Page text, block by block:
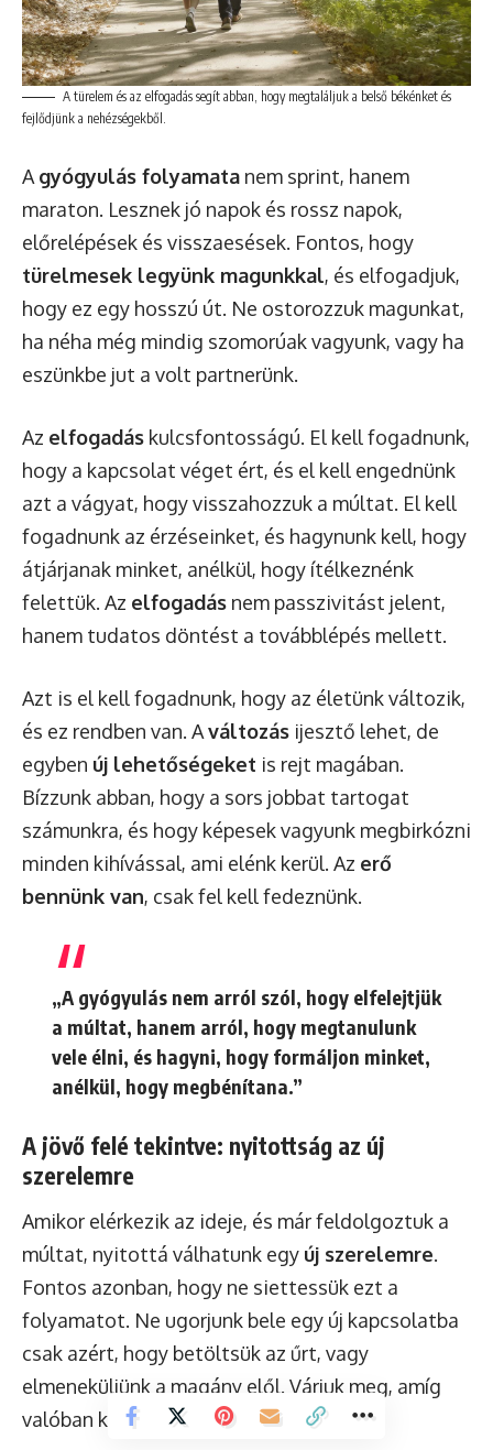
A türelem és az elfogadás segít abban, hogy megtaláljuk a belső békénket és
fejlődjünk a nehézségekből.
A gyógyulás folyamata nem sprint, hanem
maraton. Lesznek jó napok és rossz napok,
előrelépések és visszaesések. Fontos, hogy
türelmesek legyünk magunkkal, és elfogadjuk,
hogy ez egy hosszú út. Ne ostorozzuk magunkat,
ha néha még mindig szomorúak vagyunk, vagy ha
eszünkbe jut a volt partnerünk.
Az elfogadás kulcsfontosságú. El kell fogadnunk,
hogy a kapcsolat véget ért, és el kell engednünk
azt a vágyat, hogy visszahozzuk a múltat. El kell
fogadnunk az érzéseinket, és hagynunk kell, hogy
átjárjanak minket, anélkül, hogy ítélkeznénk
felettük. Az elfogadás nem passzivitást jelent,
hanem tudatos döntést a továbblépés mellett.
Azt is el kell fogadnunk, hogy az életünk változik,
és ez rendben van. Aváltozás ijesztő lehet, de
egyben új lehetőségeket is rejt magában.
Bízzunk abban, hogy a sors jobbat tartogat
számunkra, és hogy képesek vagyunk megbirkózni
minden kihívással, ami elénk kerül. Az erő
bennünk van, csak fel kell fedeznünk.
„A gyógyulás nem arról szól, hogy elfelejtjük
a múltat, hanem arról, hogy megtanulunk
vele élni, és hagyni, hogy formáljon minket,
anélkül, hogy megbénítana.”
A jövő felé tekintve: nyitottság az új
szerelemre
Amikor elérkezik az ideje, és már feldolgoztuk a
múltat, nyitottá válhatunk egy új szerelemre.
Fontos azonban, hogy ne siettessük ezt a
folyamatot. Ne ugorjunk bele egy új kapcsolatba
csak azért, hogy betöltsük az űrt, vagy
elmeneküljünk a magány elől. Várjuk meg, amíg
valóban készen állunk.